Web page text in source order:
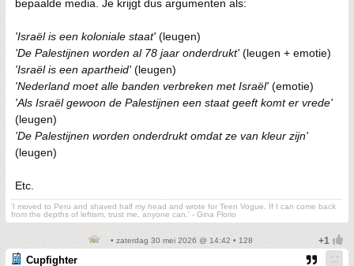
bepaalde media. Je krijgt dus argumenten als:
'Israël is een koloniale staat' (leugen)
'De Palestijnen worden al 78 jaar onderdrukt' (leugen + emotie)
'Israël is een apartheid' (leugen)
'Nederland moet alle banden verbreken met Israël' (emotie)
'Als Israël gewoon de Palestijnen een staat geeft komt er vrede'
(leugen)
'De Palestijnen worden onderdrukt omdat ze van kleur zijn'
(leugen)
Etc.
'I moved to Peru and shaved half my head and wrote for Teen Vogue. If I can come back
from the depths of leftism, trust me, anyone can.' - Gina Florio
• zaterdag 30 mei 2026 @ 14:42 • 128
Cupfighter